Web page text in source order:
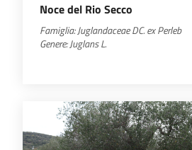
Noce del Rio Secco
Famiglia:JuglandaceaeDC. ex Perleb
Genere:JuglansL.